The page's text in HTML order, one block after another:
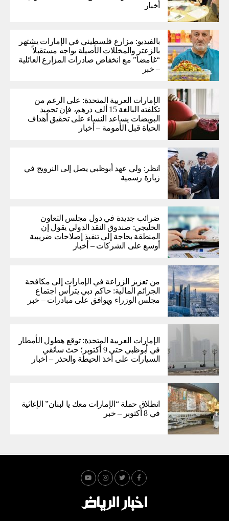
أخبار
بالفيديو: مزارع فلسطيني في الإمارات يشتهر
بالزعتر والمخللات الأصيلة يواجه مستقبلاً
“غامضاً” ​​مع انخفاض صادرات المزارع العائلية
– خبر
الإمارات العربية المتحدة: على الرغم من
تكلفته البالغة 15 ألف درهم، فإن تجميد
البويضات يساعد النساء على تحقيق أهداف
الحياة قبل الأمومة – أخبار
انظر: ولي عهد أبوظبي يصل إلى النرويج في
زيارة رسمية
ضرائب جديدة في دول مجلس التعاون
الخليجي: صندوق النقد الدولي يقول إن
المنطقة بحاجة إلى تنفيذ إصلاحات ضريبية
أوسع على الشركات – أخبار
من تعزيز الزراعة في الإمارات إلى مكافحة
الجرائم المالية: حاكم دبي يترأس اجتماع
مجلس الوزراء ويوافق على مبادرات – خبر
الإمارات العربية المتحدة: توقع هطول الأمطار
في أبوظبي حتى 9 أكتوبر؛ حث سائقي
السيارات على أخذ الحيطة والحذر – اخبار
انطلاق حملة “الإمارات معك يا لبنان” الإغاثية
في 8 أكتوبر – خبر